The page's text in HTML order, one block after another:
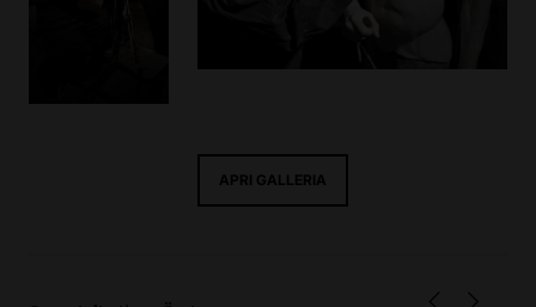
APRI GALLERIA